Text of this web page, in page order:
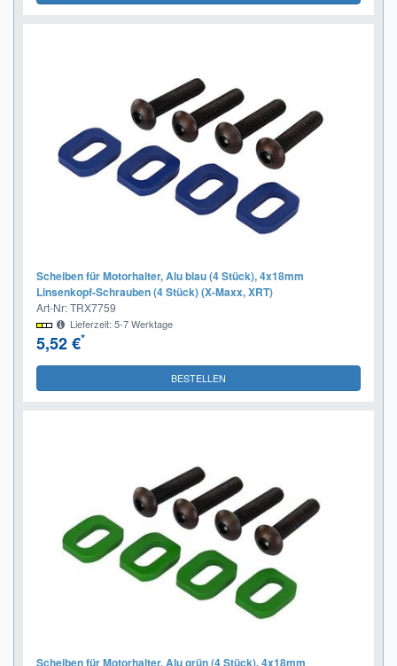
Scheiben für Motorhalter, Alu blau (4 Stück), 4x18mm
Linsenkopf-Schrauben (4 Stück) (X-Maxx, XRT)
Art-Nr: TRX7759
Lieferzeit: 5-7 Werktage
5,52 €*
BESTELLEN
Scheiben für Motorhalter, Alu grün (4 Stück), 4x18mm